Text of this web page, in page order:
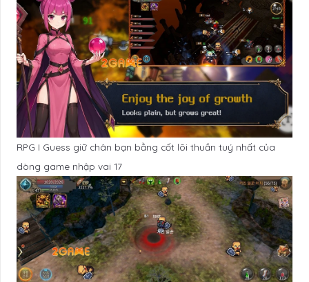
RPG I Guess giữ chân bạn bằng cốt lõi thuần tuý nhất của
dòng game nhập vai 17